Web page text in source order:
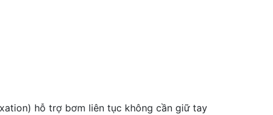
hỗ trợ bơm liên tục không cần giữ tay